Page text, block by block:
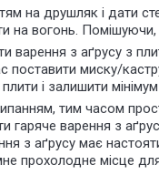
на друшляк і дати
на вогонь.
варення з аґрусу з
поставити миску/
і залишити
тим часом
варення з
з аґрусу має
прохолодне місце для